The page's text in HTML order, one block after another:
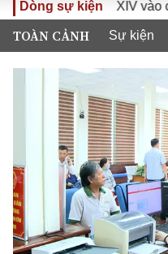
Dòng sự kiện
Đảng XIV vào cuộc sống
TOÀN CẢNH Sự kiện